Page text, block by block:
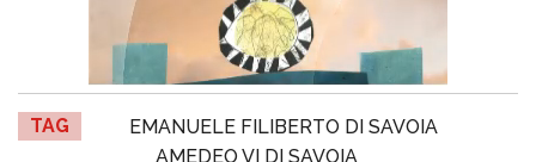
TAG
EMANUELE FILIBERTO DI SAVOIA
AMEDEO VI DI SAVOIA